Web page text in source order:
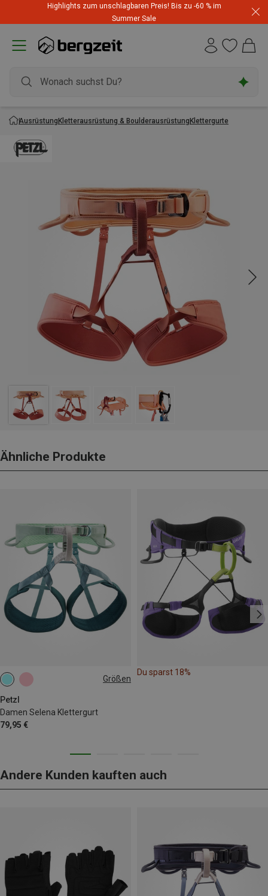
Highlights zum unschlagbaren Preis! Bis zu -60 % im
Summer Sale
AusrüstungKletterausrüstung & BoulderausrüstungKlettergurte
Ähnliche Produkte
Größen
Petzl
Damen Selena Klettergurt
79,95 €
65-71CM
77-84CM
Du sparst 18%
Andere Kunden kauften auch